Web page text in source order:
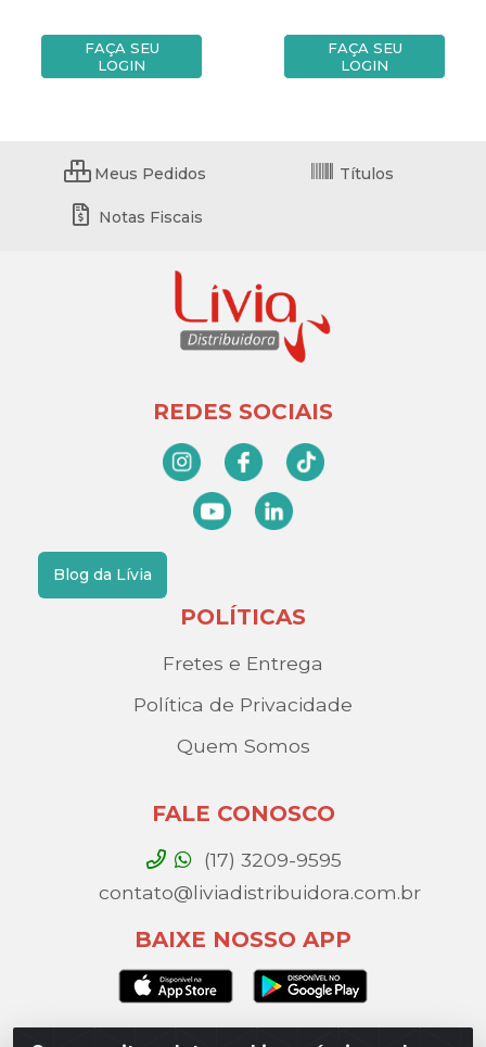
FAÇA SEU
LOGIN
FAÇA SEU
LOGIN
Meus Pedidos Títulos
Notas Fiscais
REDES SOCIAIS
Blog da Lívia
POLÍTICAS
Fretes e Entrega
Política de Privacidade
Quem Somos
FALE CONOSCO
(17) 3209-9595
contato@liviadistribuidora.com.br
BAIXE NOSSO APP